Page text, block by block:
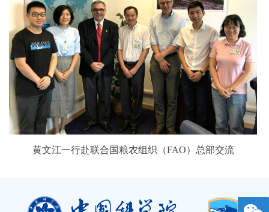
黄文江一行赴联合国粮农组织（FAO）总部交流